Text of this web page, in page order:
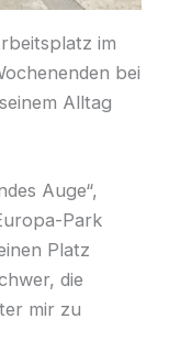
im
bei
Alltag
Auge“,
Park
Platz
die
mir zu